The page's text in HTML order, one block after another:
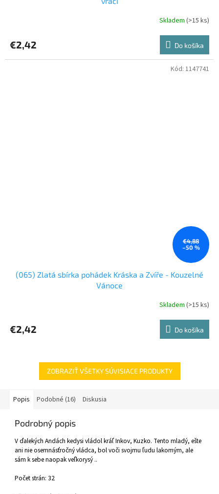
Skladem (>15 ks)
€2,42 Do košíka
€4,88
–50 %
(065) Zlatá sbírka pohádek Kráska a Zvíře - Kouzelné
Vánoce
Skladem (>15 ks)
€2,42 Do košíka
Kód: 1147741
ZOBRAZIŤ VŠETKY SÚVISIACE PRODUKTY
Popis Podobné (16) Diskusia
Podrobný popis
V ďalekých Andách kedysi vládol kráľ Inkov, Kuzko. Tento mladý, ešte
ani nie osemnásťročný vládca, bol voči svojmu ľudu lakomým, ale
sám k sebe naopak veľkorysý ..
Počet strán: 32